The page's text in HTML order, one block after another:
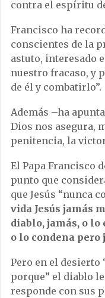
contra el espíritu
Francisco ha
conscientes de la
astuto, interesado
nuestro fracaso, y
de él y combatirlo”.
Además –ha
Dios nos asegura,
penitencia, la
El Papa Francisco
punto que
que Jesús “nunca
vida Jesús jamás
diablo, jamás, o
o lo condena pero
Pero en el desierto
porque” el diablo
responde con sus